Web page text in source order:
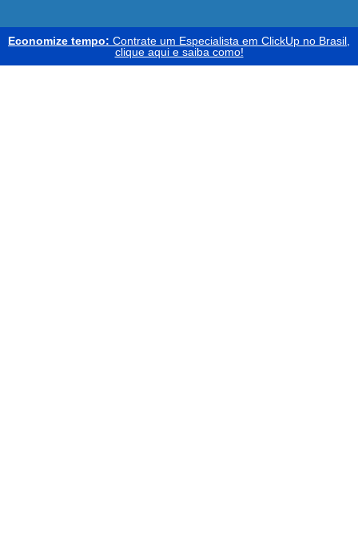
Economize tempo: Contrate um Especialista em ClickUp no Brasil,
clique aqui e saiba como!